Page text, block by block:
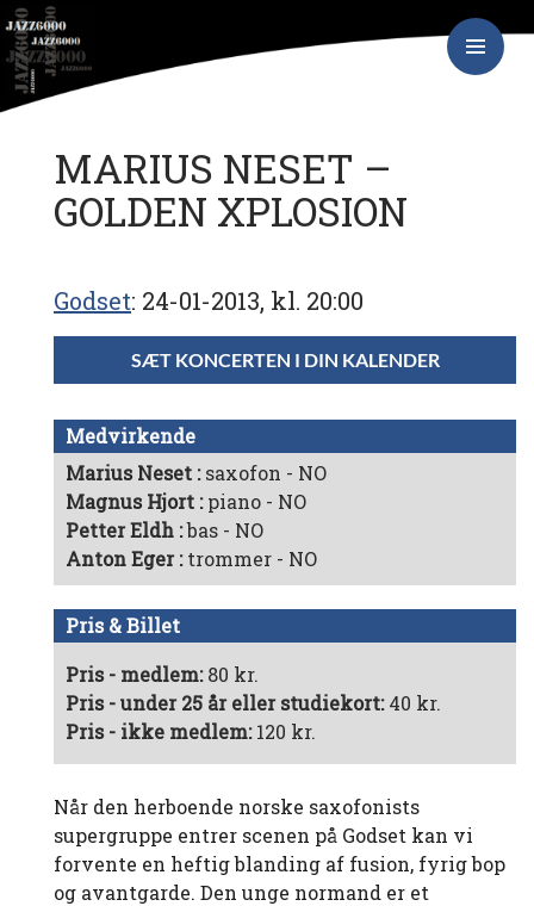
Hop
indhold
MARIUS NESET –
GOLDEN XPLOSION
Godset 24-01-2013, kl. 20:00
SÆT KONCERTEN I DIN KALENDER
Medvirkende
Marius Neset saxofon - NO
Magnus Hjort piano - NO
Petter Eldh bas - NO
Anton Eger trommer - NO
Pris & Billet
Pris - medlem:80 kr.
Pris - under 25 år eller studiekort:40 kr.
Pris - ikke medlem:120 kr.
Når den herboende norske saxofonists
supergruppe entrer scenen på Godset kan vi
forvente en heftig blanding af fusion, fyrig bop
og avantgarde. Den unge normand er et